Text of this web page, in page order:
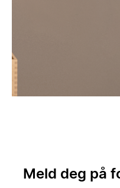
Meld deg på